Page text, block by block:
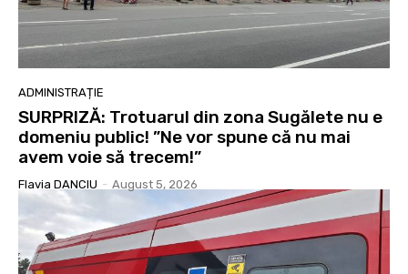
ADMINISTRAȚIE
SURPRIZĂ: Trotuarul din zona Sugălete nu e
domeniu public! ”Ne vor spune că nu mai
avem voie să trecem!”
Flavia DANCIU - August 5, 2026